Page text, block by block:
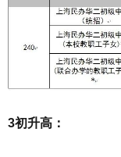
3初升高：